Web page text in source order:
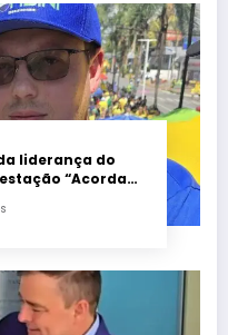
liderança do
“Acorda